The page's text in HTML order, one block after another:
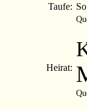
Taufe:
Heirat: